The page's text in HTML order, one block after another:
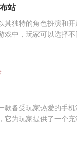
站
其独特的角色扮演和
戏中，玩家可以选择
款备受玩家热爱的手
它为玩家提供了一个